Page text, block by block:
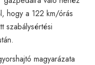
hogy a 122 km/órás
szabálysértési
magyarázata